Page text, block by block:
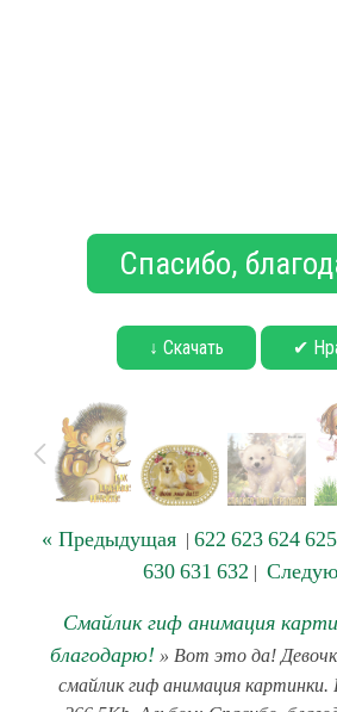
Спасибо,
↓ Скачать ✔
« Предыдущая| 622 623 624 625
630 631 632 |
Смайлик гиф анимация
благодарю! » Вот это да!
смайлик гиф анимация картинки.